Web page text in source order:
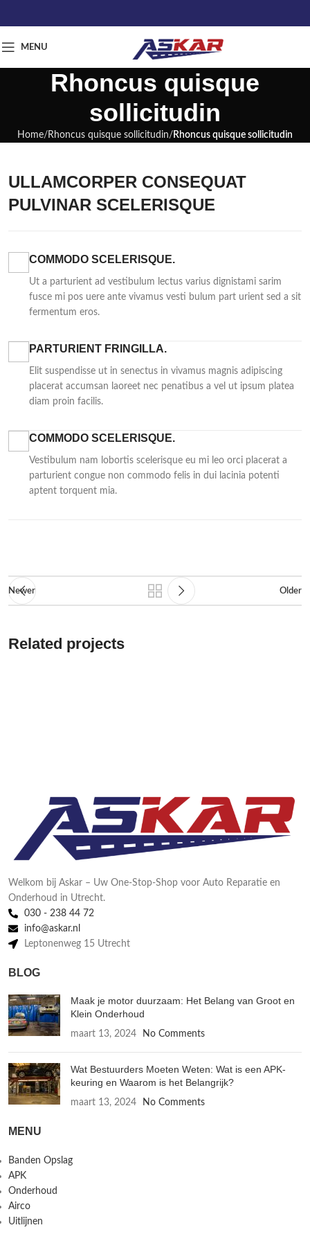
MENU
Rhoncus quisque
sollicitudin
Home Rhoncus quisque sollicitudin Rhoncus quisque sollicitudin
ULLAMCORPER CONSEQUAT
PULVINAR SCELERISQUE
COMMODO SCELERISQUE.
Ut a parturient ad vestibulum lectus varius dignistami sarim
fusce mi pos uere ante vivamus vesti bulum part urient sed a sit
fermentum eros.
PARTURIENT FRINGILLA.
Elit suspendisse ut in senectus in vivamus magnis adipiscing
placerat accumsan laoreet nec penatibus a vel ut ipsum platea
diam proin facilis.
COMMODO SCELERISQUE.
Vestibulum nam lobortis scelerisque eu mi leo orci placerat a
parturient congue non commodo felis in dui lacinia potenti
aptent torquent mia.
Newer Older
Related projects
Welkom bij Askar – Uw One-Stop-Shop voor Auto Reparatie en
Onderhoud in Utrecht.
030 - 238 44 72
info@askar.nl
Leptonenweg 15 Utrecht
BLOG
Maak je motor duurzaam: Het Belang van Groot en
Klein Onderhoud
maart 13, 2024 No Comments
Wat Bestuurders Moeten Weten: Wat is een APK-
keuring en Waarom is het Belangrijk?
maart 13, 2024 No Comments
MENU
Banden Opslag
APK
Onderhoud
Airco
Uitlijnen